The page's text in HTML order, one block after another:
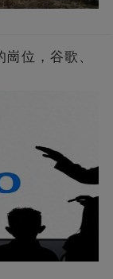
位，谷歌、